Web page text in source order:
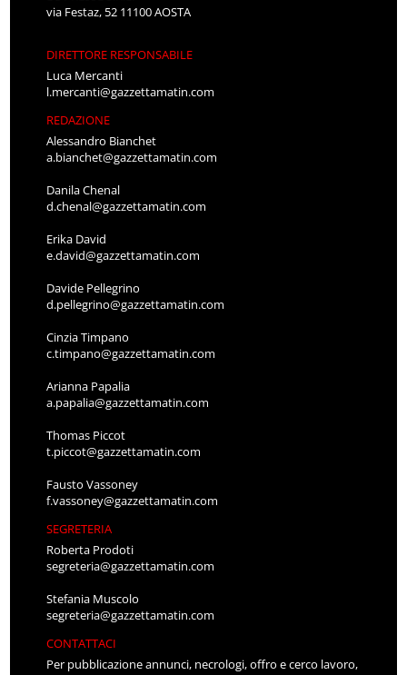
via Festaz, 52 11100 AOSTA
DIRETTORE RESPONSABILE
Luca Mercanti
l.mercanti@gazzettamatin.com
REDAZIONE
Alessandro Bianchet
a.bianchet@gazzettamatin.com
Danila Chenal
d.chenal@gazzettamatin.com
Erika David
e.david@gazzettamatin.com
Davide Pellegrino
d.pellegrino@gazzettamatin.com
Cinzia Timpano
c.timpano@gazzettamatin.com
Arianna Papalia
a.papalia@gazzettamatin.com
Thomas Piccot
t.piccot@gazzettamatin.com
Fausto Vassoney
f.vassoney@gazzettamatin.com
SEGRETERIA
Roberta Prodoti
segreteria@gazzettamatin.com
Stefania Muscolo
segreteria@gazzettamatin.com
CONTATTACI
Per pubblicazione annunci, necrologi, offro e cerco lavoro,